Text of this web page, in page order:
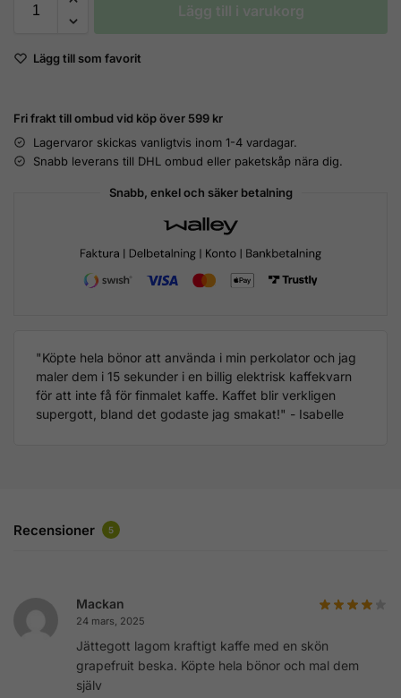
Lägg till i varukorg
Lägg till som favorit
Fri frakt till ombud vid köp över 599 kr
Lagervaror skickas vanligtvis inom 1-4 vardagar.
Snabb leverans till DHL ombud eller paketskåp nära dig.
Snabb, enkel och säker betalning
"Köpte hela bönor att använda i min perkolator och jag
maler dem i 15 sekunder i en billig elektrisk kaffekvarn
för att inte få för finmalet kaffe. Kaffet blir verkligen
supergott, bland det godaste jag smakat!" - Isabelle
Recensioner 5
Mackan
24 mars, 2025
Jättegott lagom kraftigt kaffe med en skön
grapefruit beska. Köpte hela bönor och mal dem
själv